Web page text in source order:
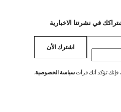
اشترك الأن
فإنك تؤكد أنك قرأتسياسة الخصوصية.